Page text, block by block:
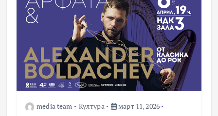
media team Култура март 11, 2026